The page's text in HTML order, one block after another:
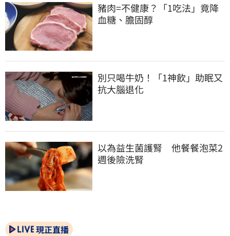
豬肉=不健康？「1吃法」竟降
血糖、膽固醇
別只喝牛奶！「1神飲」助眠又
抗大腦退化
以為益生菌護腎　他餐餐泡菜2
週後險洗腎
現正直播